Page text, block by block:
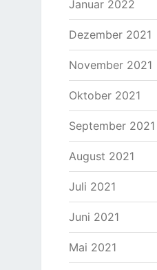
Januar 2022
Dezember 2021
November 2021
Oktober 2021
September 2021
August 2021
Juli 2021
Juni 2021
Mai 2021